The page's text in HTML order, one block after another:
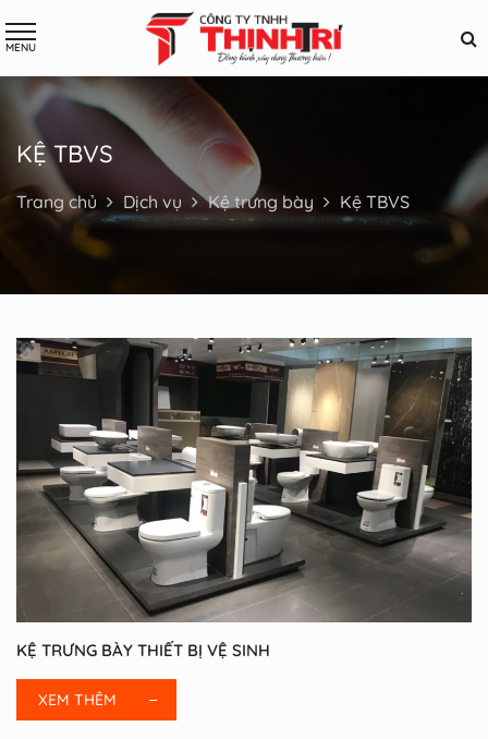
KỆ TBVS
Trang chủ Dịch vụ Kệ trưng bày Kệ TBVS
KỆ TRƯNG BÀY THIẾT BỊ VỆ SINH
XEM THÊM